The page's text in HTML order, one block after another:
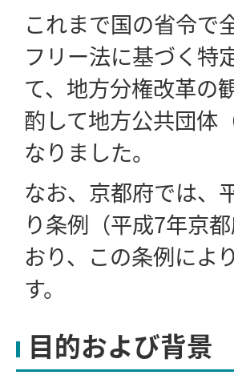
これまで国の省令で
フリー法に基づく特
て、地方分権改革の
酌して地方公共団体
なりました。
なお、京都府では、
り条例（平成7年京
おり、この条例によ
す。
目的および背景